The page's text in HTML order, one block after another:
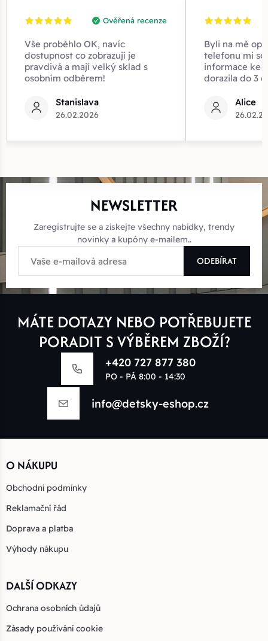
Ověřená recenze
Vše proběhlo OK, navíc
dostupnost co zobrazují je
pravdivá a mají velký sklad s
osobním odběrem!
Stanislava
26.02.2026
Byli na mě
telefonu mi
informace ke
dorazila do 3
Alice
NEWSLETTER
Zaregistrujte se a získejte všechny nabídky, trendy
novinky a kupóny e-mailem..
ODEBÍRAT
MÁTE DOTAZY NEBO POTŘEBUJETE
PORADIT S VÝBĚREM ZBOŽÍ?
+420 727 877 380
PO - PÁ 8:00 - 14:30
info@detsky-eshop.cz
O NÁKUPU
Obchodní podmínky
Reklamační řád
Doprava a platba
Výhody nákupu
DALŠÍ ODKAZY
Ochrana osobních údajů
Zásady používání cookie